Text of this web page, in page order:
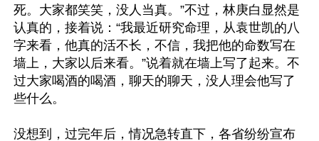
死。大家都笑笑，没人当真。”不过，林庚白显然是
认真的，接着说：“我最近研究命理，从袁世凯的八
字来看，他真的活不长，不信，我把他的命数写在
墙上，大家以后来看。”说着就在墙上写了起来。不
过大家喝酒的喝酒，聊天的聊天，没人理会他写了
些什么。
没想到，过完年后，情况急转直下，各省纷纷宣布